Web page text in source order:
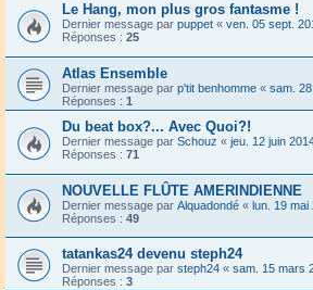
Le Hang, mon plus gros fantasme !
Dernier message par puppet « ven. 05 sept.
Réponses : 25
Atlas Ensemble
Dernier message par p'tit benhomme « sam.
Réponses : 1
Du beat box?... Avec Quoi?!
Dernier message par Schouz « jeu. 12 juin
Réponses : 71
NOUVELLE FLÛTE AMERINDIENNE
Dernier message par Alquadondé « lun. 19 mai
Réponses : 49
tatankas24 devenu steph24
Dernier message par steph24 « sam. 15 mars
Réponses : 3